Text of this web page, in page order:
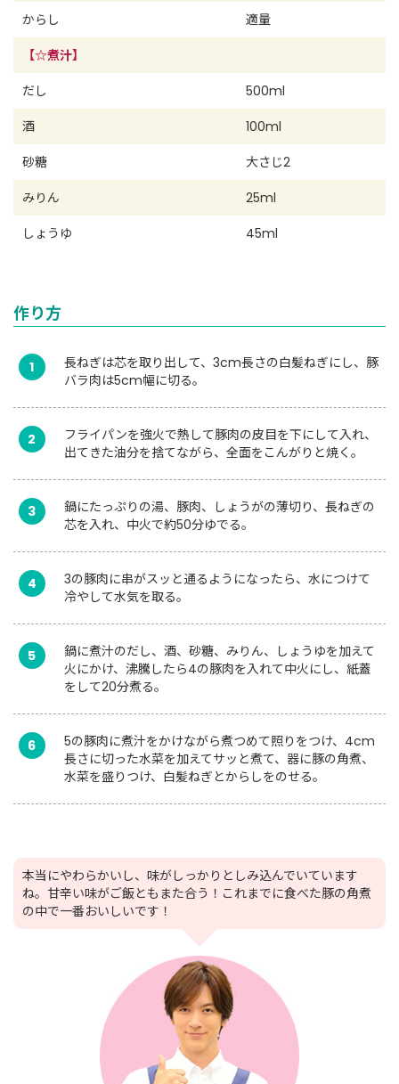
からし
適量
【☆煮汁】
だし
500ml
酒
100ml
砂糖
大さじ2
みりん
25ml
しょうゆ
45ml
作り方
1
長ねぎは芯を取り出して、3cm長さの白髪ねぎにし、豚
バラ肉は5cm幅に切る。
2
フライパンを強火で熱して豚肉の皮目を下にして入れ、
出てきた油分を捨てながら、全面をこんがりと焼く。
3
鍋にたっぷりの湯、豚肉、しょうがの薄切り、長ねぎの
芯を入れ、中火で約50分ゆでる。
4
3の豚肉に串がスッと通るようになったら、水につけて
冷やして水気を取る。
5
鍋に煮汁のだし、酒、砂糖、みりん、しょうゆを加えて
火にかけ、沸騰したら4の豚肉を入れて中火にし、紙蓋
をして20分煮る。
6
5の豚肉に煮汁をかけながら煮つめて照りをつけ、4cm
長さに切った水菜を加えてサッと煮て、器に豚の角煮、
水菜を盛りつけ、白髪ねぎとからしをのせる。
本当にやわらかいし、味がしっかりとしみ込んでいています
ね。甘辛い味がご飯ともまた合う！これまでに食べた豚の角煮
の中で一番おいしいです！